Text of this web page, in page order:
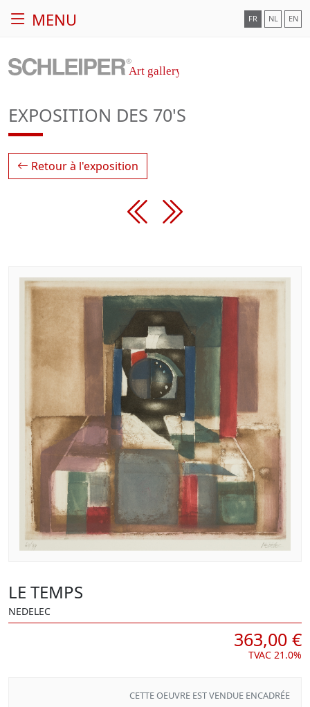
MENU FR NL EN
EXPOSITION DES 70'S
Retour à l'exposition
LE TEMPS
NEDELEC
363,00 €
TVAC 21.0%
CETTE OEUVRE EST VENDUE ENCADRÉE